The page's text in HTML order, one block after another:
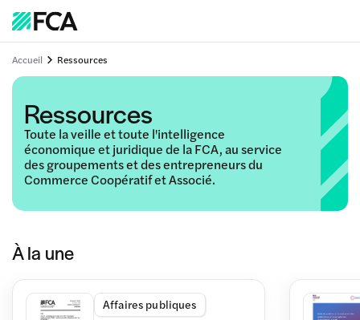
Accueil Ressources
Ressources
Toute la veille et toute l'intelligence
économique et juridique de la FCA, au service
des groupements et des entrepreneurs du
Commerce Coopératif et Associé.
À la une
Affaires publiques